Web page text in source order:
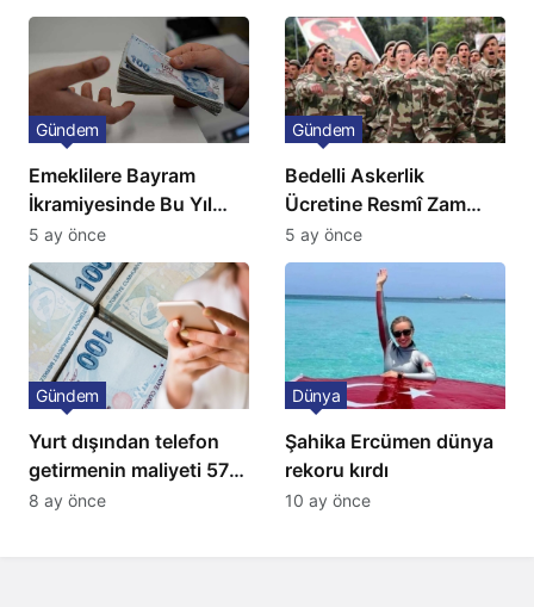
Fiyatlarında Sert Artış
Emeklilere Bayram
İkramiyesinde Bu Yıl
Artış Gelmeyecek
Gündem
5 ay önce
Bedelli Askerlik
Ücretine Resmî Zam
Geliyor
Gündem
5 ay önce
Yurt dışından telefon
getirmenin maliyeti 57
bin lira oldu
Gündem
8 ay önce
Şahika Ercümen dünya
rekoru kırdı
Dünya
10 ay önce